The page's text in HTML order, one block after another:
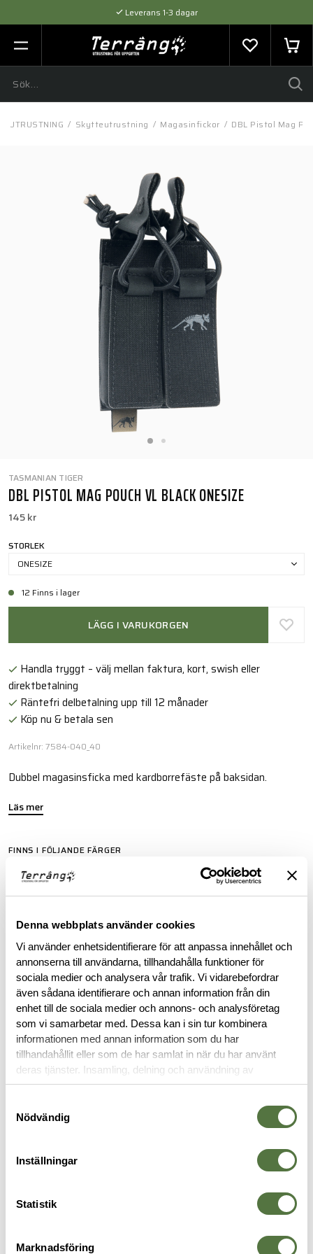
Denna webbplats använder cookies
Vi använder enhetsidentifierare för att anpassa innehållet och
annonserna till användarna, tillhandahålla funktioner för
sociala medier och analysera vår trafik. Vi vidarebefordrar
även sådana identifierare och annan information från din
enhet till de sociala medier och annons- och analysföretag
som vi samarbetar med. Dessa kan i sin tur kombinera
informationen med annan information som du har
tillhandahållit eller som de har samlat in när du har använt
deras tjänster. Insamling, delning och användning av
personuppgifter kan användas för personalisering av
Nödvändig
Inställningar
Statistik
Marknadsföring
Leverans 1-3 dagar
Flexibel betalning med SVEA
Expertråd & Kvalitetsprodukter
UTRUSTNING / Skytteutrustning / Magasinfickor / DBL Pistol Mag
TASMANIAN TIGER
DBL PISTOL MAG POUCH VL BLACK ONESIZE
145 kr
STORLEK
ONESIZE
12 Finns i lager
LÄGG I VARUKORGEN
Handla tryggt – välj mellan faktura, kort, swish eller
direktbetalning
Räntefri delbetalning upp till 12 månader
Köp nu & betala sen
Artikelnr: 7584-040_40
Dubbel magasinsficka med kardborrefäste på baksidan.
Läs mer
FINNS I FÖLJANDE FÄRGER
BESKRIVNING
RECENSIONER
OM VARUMÄRKET
MAGASINFICKOR